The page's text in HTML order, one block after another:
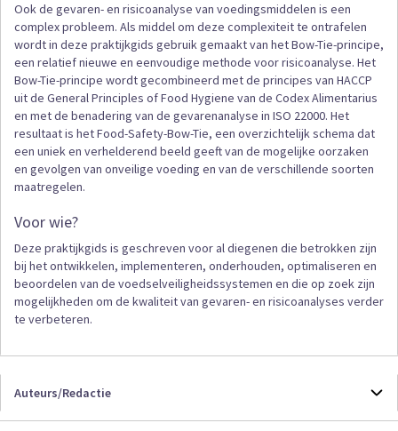
Ook de gevaren- en risicoanalyse van voedingsmiddelen is een
complex probleem. Als middel om deze complexiteit te ontrafelen
wordt in deze praktijkgids gebruik gemaakt van het Bow-Tie-principe,
een relatief nieuwe en eenvoudige methode voor risicoanalyse. Het
Bow-Tie-principe wordt gecombineerd met de principes van HACCP
uit de General Principles of Food Hygiene van de Codex Alimentarius
en met de benadering van de gevarenanalyse in ISO 22000. Het
resultaat is het Food-Safety-Bow-Tie, een overzichtelijk schema dat
een uniek en verhelderend beeld geeft van de mogelijke oorzaken
en gevolgen van onveilige voeding en van de verschillende soorten
maatregelen.
Voor wie?
Deze praktijkgids is geschreven voor al diegenen die betrokken zijn
bij het ontwikkelen, implementeren, onderhouden, optimaliseren en
beoordelen van de voedselveiligheidssystemen en die op zoek zijn
mogelijkheden om de kwaliteit van gevaren- en risicoanalyses verder
te verbeteren.
Auteurs/Redactie